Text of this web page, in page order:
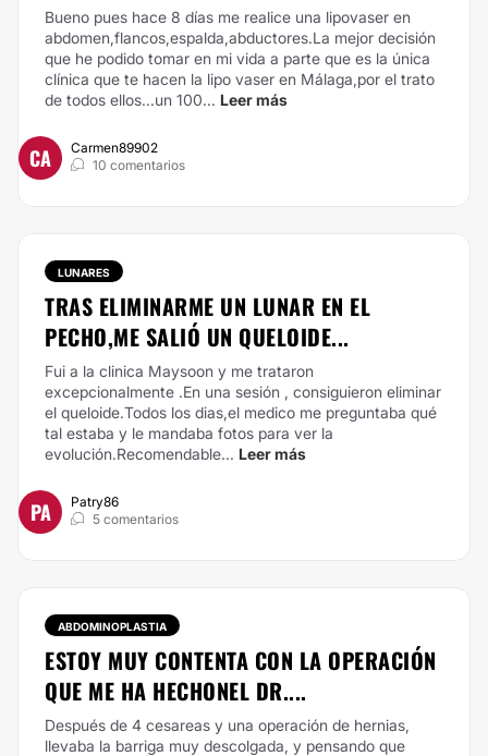
Bueno pues hace 8 días me realice una lipovaser en
abdomen,flancos,espalda,abductores.La mejor decisión
que he podido tomar en mi vida a parte que es la única
clínica que te hacen la lipo vaser en Málaga,por el trato
de todos ellos...un 100... Leer más
CA
Carmen89902
10 comentarios
LUNARES
TRAS ELIMINARME UN LUNAR EN EL
PECHO,ME SALIÓ UN QUELOIDE...
Fui a la clinica Maysoon y me trataron
excepcionalmente .En una sesión , consiguieron eliminar
el queloide.Todos los dias,el medico me preguntaba qué
tal estaba y le mandaba fotos para ver la
evolución.Recomendable... Leer más
PA
Patry86
5 comentarios
ABDOMINOPLASTIA
ESTOY MUY CONTENTA CON LA OPERACIÓN
QUE ME HA HECHONEL DR....
Después de 4 cesareas y una operación de hernias,
llevaba la barriga muy descolgada, y pensando que